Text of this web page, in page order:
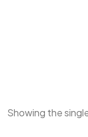
Showing the